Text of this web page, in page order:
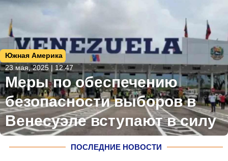
Южная Америка
23 мая, 2025 | 12:47
Меры по обеспечению
безопасности выборов в
Венесуэле вступают в силу
ПОСЛЕДНИЕ НОВОСТИ